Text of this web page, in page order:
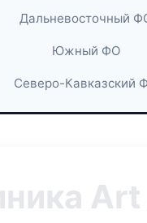
Дальневосточный
Южный ФО
Северо-Кавказский